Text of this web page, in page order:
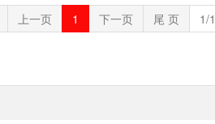
上一页 1 下一页 尾 页 1/